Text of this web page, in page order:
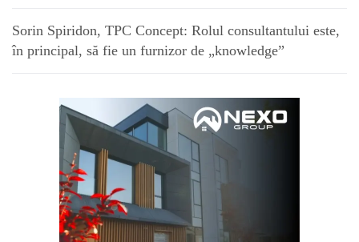
Sorin Spiridon, TPC Concept: Rolul consultantului este,
în principal, să fie un furnizor de „knowledge”